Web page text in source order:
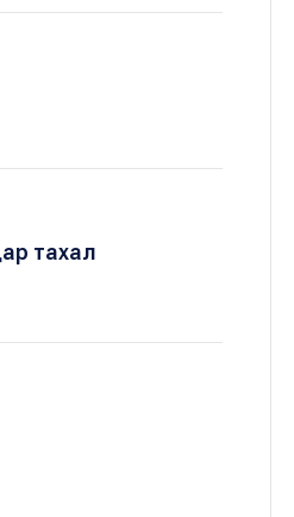
тахал